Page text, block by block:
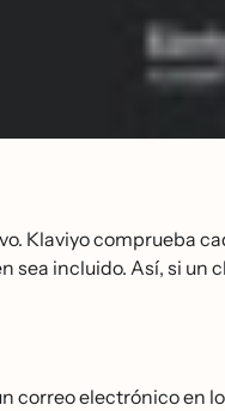
Klaviyo comprueba
sea incluido. Así, si un
correo electrónico en